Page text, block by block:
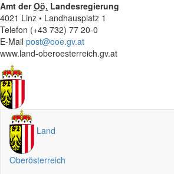
Amt derOö. Landesregierung
4021 Linz • Landhausplatz 1
Telefon (+43 732) 77 20-0
E-Mail post@ooe.gv.at
www.land-oberoesterreich.gv.at
Land
Oberösterreich